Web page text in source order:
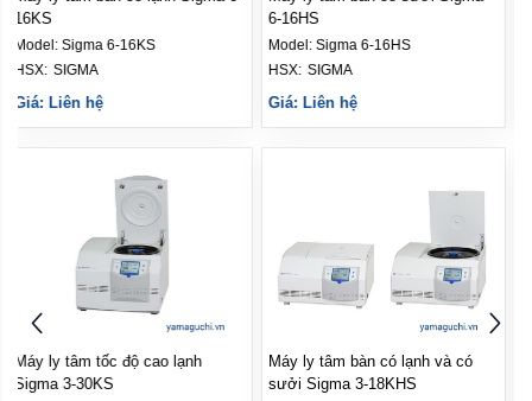
6-16HS
Model:Sigma 6-16HS
HSX: SIGMA
Giá: Liên hệ
Sigma 6-16S
Model:Sigma 6-16S
HSX: SIGMA
Giá: Liên hệ
Máy ly tâm bàn có lạnh và có
sưởi Sigma 3-18KHS
Máy ly tâm bàn có lạnh Sigma 3-
18KS